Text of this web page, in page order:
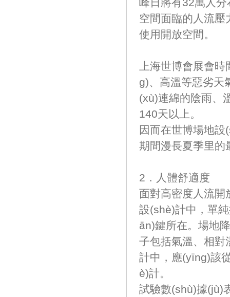
空間面臨的人流壓
使用開放空間。
上海世博會展會時
g)、高溫等惡
(xù)連綿的陰雨、
140天以上。
因而在世博場地設
期間漫長夏季里的最
2．人體舒適度
面對高密度人流開
設(shè)計中，
ān)鍵所在。場地
子包括氣溫、
計中，應(yīng)該
è)計。
試驗數(shù)據(jù)